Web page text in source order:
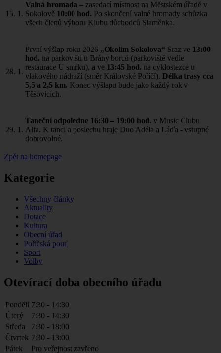
15. 1.
Valná hromada – zasedací místnost na Městském úřadě v
Sokolově 10:00 hod. Po skončení valné hromady schůzka
všech členů výboru Klubu důchodců Slaměnka.
28. 1.
První výšlap roku 2026 „Okolím Sokolova“ Sraz ve 13:00
hod. na parkovišti u Brány borců (parkoviště vedle
restaurace U smrku), a ve 13:45 hod. na cyklostezce u
vlakového nádraží (směr Královské Poříčí). Délka trasy cca
5,5 a 2,5 km. Konec výšlapu bude jako každý rok v
Těšovicích.
29. 1.
Taneční odpoledne 16:30 – 19:00 hod. v Music Clubu
Alfa. K tanci a poslechu hraje Duo Adéla a Láďa - vstupné
dobrovolné.
Zpět na homepage
Kategorie
Všechny články
Aktuality
Dotace
Kultura
Obecní úřad
Poříčská pouť
Sport
Volby
Otevírací doba obecního úřadu
Pondělí 7:30 - 14:30
Úterý
7:30 - 14:30
Středa
7:30 - 18:00
Čtvrtek 7:30 - 13:00
Pátek
Pro veřejnost zavřeno